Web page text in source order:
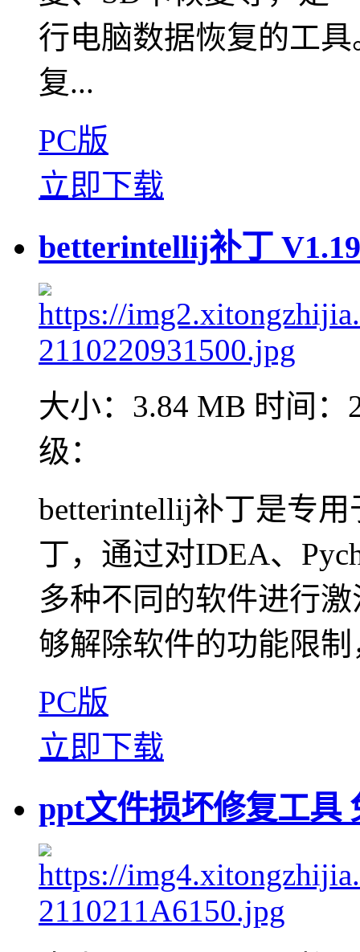
行电脑数据恢复的工
复...
PC版
立即下载
betterintellij补丁
大小：3.84 MB 时间：
级：
betterintellij补丁是专用
丁，通过对IDEA、
多种不同的软件进行
够解除软件的功能限
PC版
立即下载
ppt文件损坏修复工具